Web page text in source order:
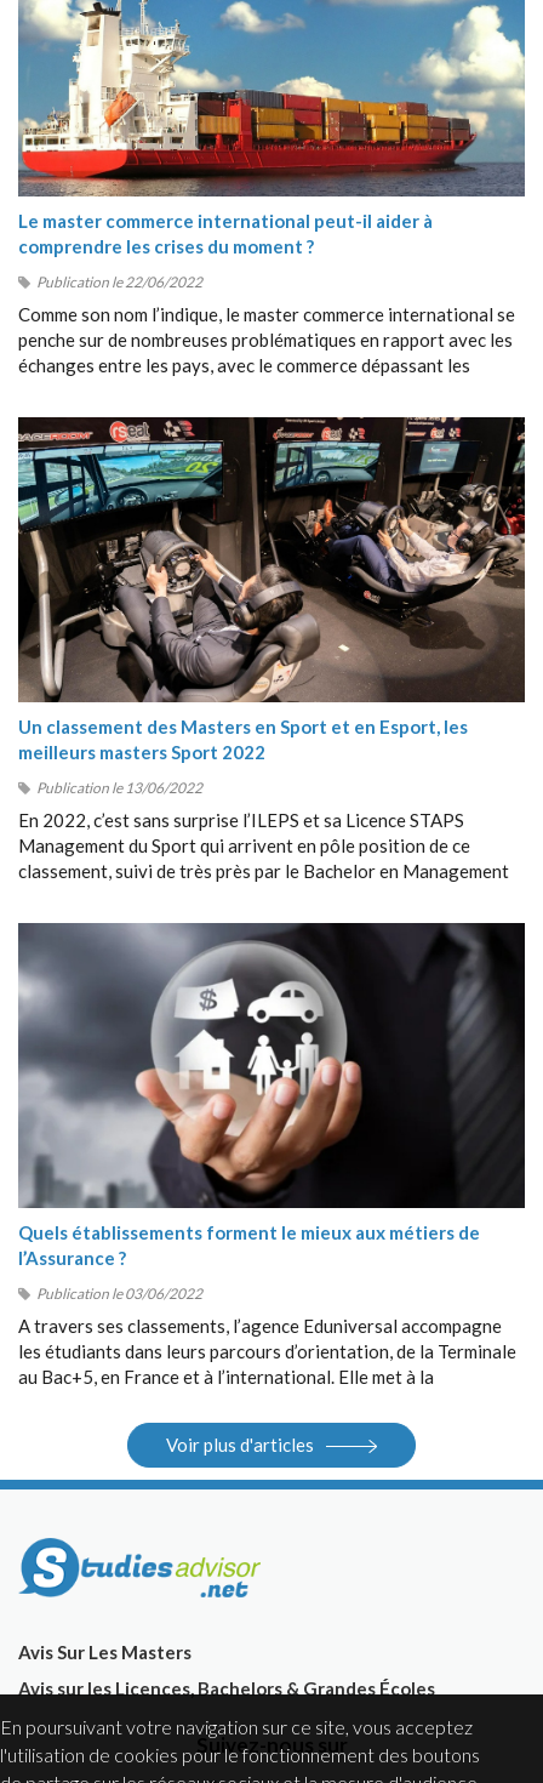
Le master commerce international peut-il aider à
comprendre les crises du moment ?
Publication le 22/06/2022
Comme son nom l’indique, le master commerce international se
penche sur de nombreuses problématiques en rapport avec les
échanges entre les pays, avec le commerce dépassant les
Un classement des Masters en Sport et en Esport, les
meilleurs masters Sport 2022
Publication le 13/06/2022
En 2022, c’est sans surprise l’ILEPS et sa Licence STAPS
Management du Sport qui arrivent en pôle position de ce
classement, suivi de très près par le Bachelor en Management
Quels établissements forment le mieux aux métiers de
l’Assurance ?
Publication le 03/06/2022
A travers ses classements, l’agence Eduniversal accompagne
les étudiants dans leurs parcours d’orientation, de la Terminale
au Bac+5, en France et à l’international. Elle met à la
Internet, salons.
Voir plus d'articles
Avis Sur Les Masters
Avis sur les Licences, Bachelors & Grandes Écoles
Suivez-nous sur
En poursuivant votre navigation sur ce site, vous acceptez
l'utilisation de cookies pour le fonctionnement des boutons